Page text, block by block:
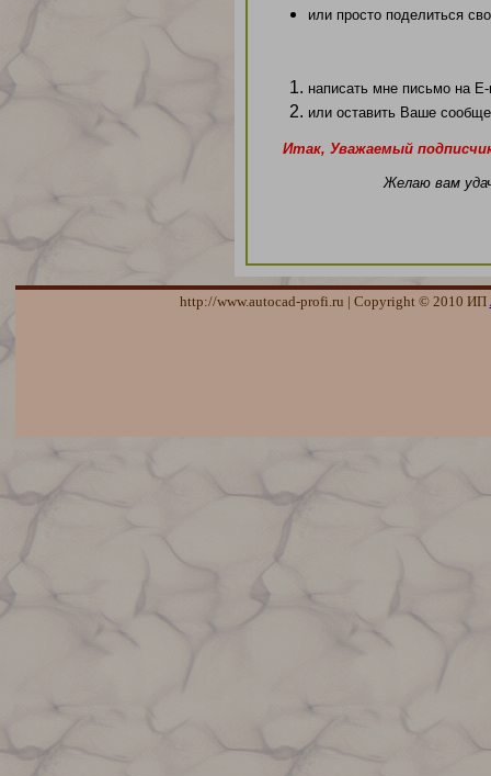
или просто поделиться
написать мне письмо на
или оставить Ваше
Итак, Уважаемый
Желаю вам
http://www.autocad-profi.ru | Copyright © 2010 ИП